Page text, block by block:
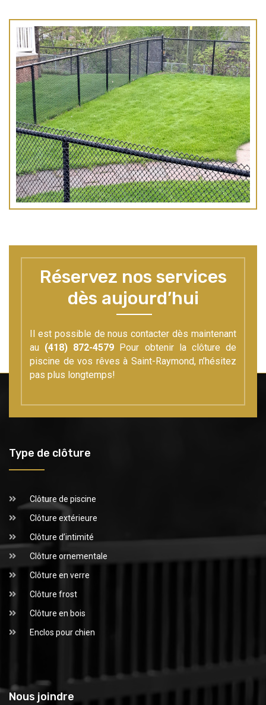
Réservez nos services
dès aujourd’hui
Il est possible de nous contacter dès maintenant
au (418) 872-4579 Pour obtenir la clôture de
piscine de vos rêves à Saint-Raymond, n’hésitez
pas plus longtemps!
Type de clôture
Clôture de piscine
Clôture extérieure
Clôture d’intimité
Clôture ornementale
Clôture en verre
Clôture frost
Clôture en bois
Enclos pour chien
Nous joindre